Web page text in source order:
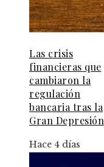
Las crisis
financieras que
cambiaron la
regulación
bancaria tras la
Gran Depresión
Hace 4 días